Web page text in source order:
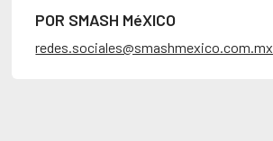
POR SMASH MéXICO
redes.sociales@smashmexico.com.mx